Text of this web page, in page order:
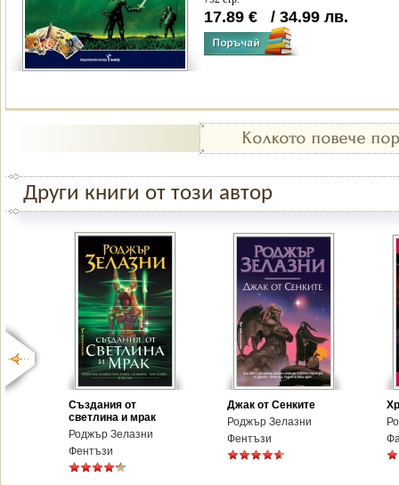
17.89 € / 34.99 лв.
Други книги от този автор
Създания от
светлина и мрак
Роджър Зелазни
Фентъзи
Джак от Сенките
Роджър Зелазни
Фентъзи